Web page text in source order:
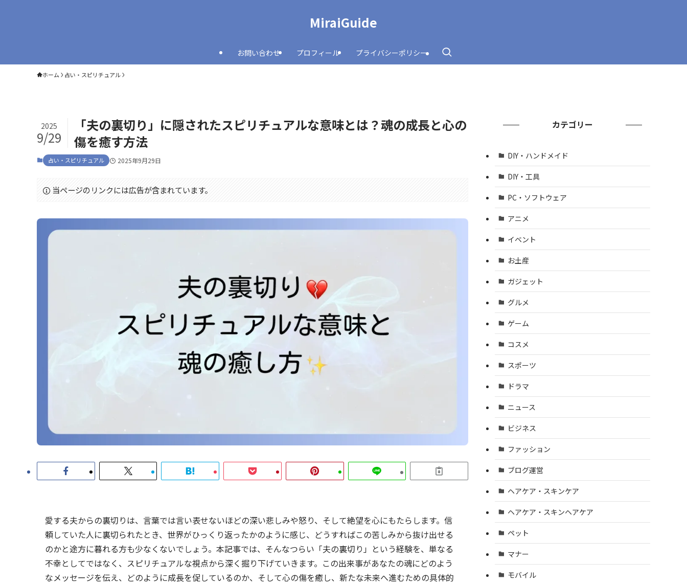
MiraiGuide
お問い合わせ プロフィール プライバシーポリシー
ホーム 占い・スピリチュアル
「夫の裏切り」に隠されたスピリチュアルな意味とは？魂の成長と心の
傷を癒す方法
2025
9/29
占い・スピリチュアル 2025年9月29日
当ページのリンクには広告が含まれています。
愛する夫からの裏切りは、言葉では言い表せないほどの深い悲しみや怒り、そして絶望を心にもたらします。信
頼していた人に裏切られたとき、世界がひっくり返ったかのように感じ、どうすればこの苦しみから抜け出せる
のかと途方に暮れる方も少なくないでしょう。本記事では、そんなつらい「夫の裏切り」という経験を、単なる
不幸としてではなく、スピリチュアルな視点から深く掘り下げていきます。この出来事があなたの魂にどのよう
なメッセージを伝え、どのように成長を促しているのか、そして心の傷を癒し、新たな未来へ進むための具体的
カテゴリー
DIY・ハンドメイド
DIY・工具
PC・ソフトウェア
アニメ
イベント
お土産
ガジェット
グルメ
ゲーム
コスメ
スポーツ
ドラマ
ニュース
ビジネス
ファッション
ブログ運営
ヘアケア・スキンケア
ヘアケア・スキンヘアケア
ペット
マナー
モバイル